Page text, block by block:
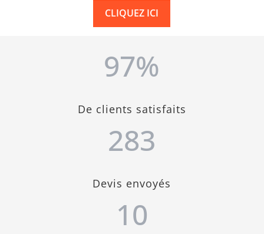
CLIQUEZ ICI
97%
De clients satisfaits
283
Devis envoyés
10